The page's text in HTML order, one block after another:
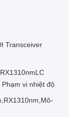
Transceiver
vi nhiệt độ